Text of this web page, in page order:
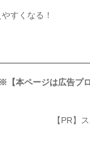
すくなる！
※【本ページは広告プ
【PR】